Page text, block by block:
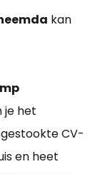
kan
je het
CV-
en heet